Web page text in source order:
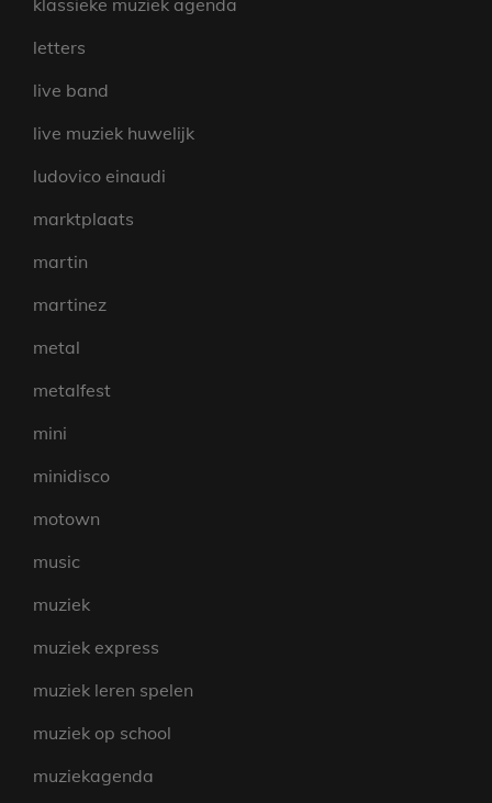
klassieke muziek agenda
letters
live band
live muziek huwelijk
ludovico einaudi
marktplaats
martin
martinez
metal
metalfest
mini
minidisco
motown
music
muziek
muziek express
muziek leren spelen
muziek op school
muziekagenda